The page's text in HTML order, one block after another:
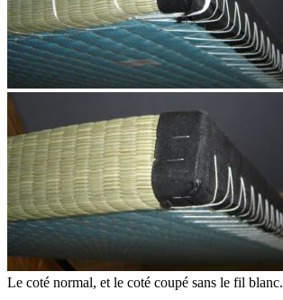
Le coté normal, et le coté coupé sans le fil blanc.